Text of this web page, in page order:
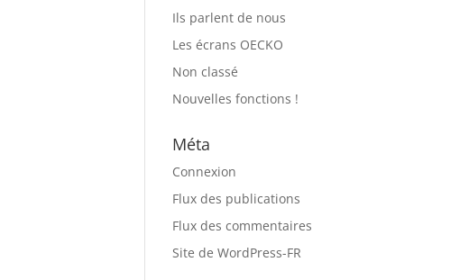
Ils parlent de nous
Les écrans OECKO
Non classé
Nouvelles fonctions !
Méta
Connexion
Flux des publications
Flux des commentaires
Site de WordPress-FR